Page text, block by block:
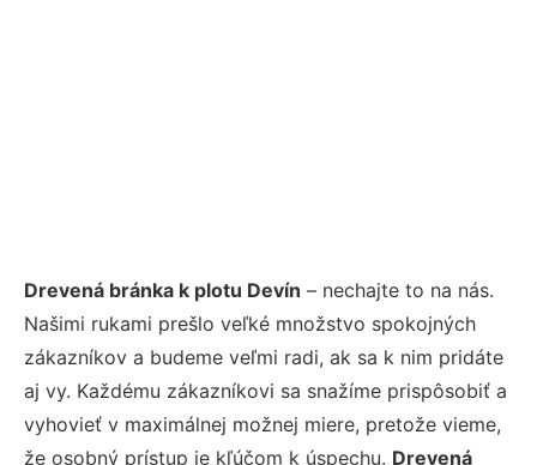
Drevená bránka k plotu Devín – nechajte to na nás.
Našimi rukami prešlo veľké množstvo spokojných
zákazníkov a budeme veľmi radi, ak sa k nim pridáte
aj vy. Každému zákazníkovi sa snažíme prispôsobiť a
vyhovieť v maximálnej možnej miere, pretože vieme,
že osobný prístup je kľúčom k úspechu. Drevená